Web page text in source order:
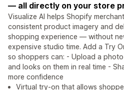
— all directly on your store
Visualize AI helps Shopify
consistent product imagery and
shopping experience — without
expensive studio time. Add a Try
so shoppers can: - Upload a
and looks on them in real time -
more confidence
Virtual try-on that allows